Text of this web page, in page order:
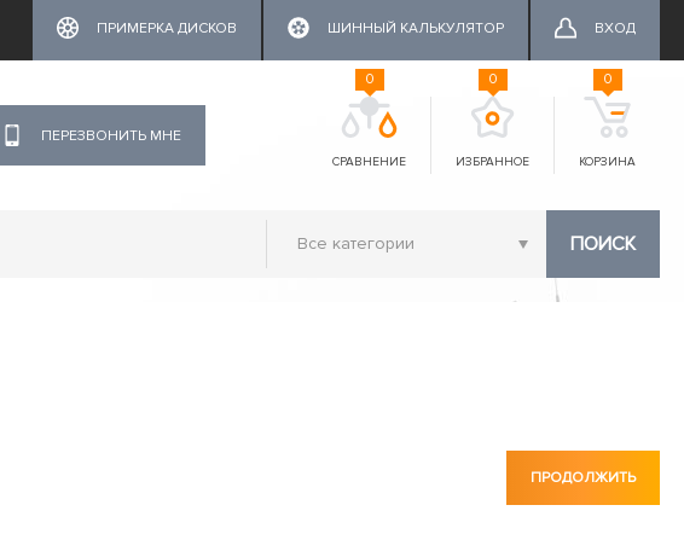
ПРИМЕРКА ДИСКОВ ШИННЫЙ КАЛЬКУЛЯТОР ВХОД
ПЕРЕЗВОНИТЬ МНЕ
СРАВНЕНИЕ
0
ИЗБРАННОЕ
0
КОРЗИНА
0
ПОИСК
ПРОДОЛЖИТЬ